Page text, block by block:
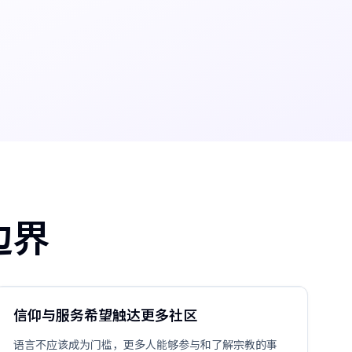
界
信仰与服务希望触达更多社区
语言不应该成为门槛，更多人能够参与和了解宗教的事